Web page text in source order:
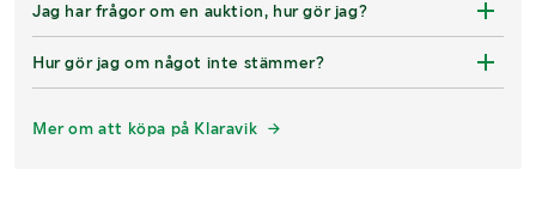
Jag har frågor om en auktion, hur gör jag?
Hur gör jag om något inte stämmer?
Mer om att köpa på Klaravik